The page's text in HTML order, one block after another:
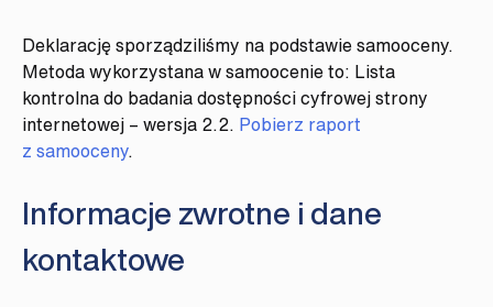
Deklarację sporządziliśmy na podstawie samooceny.
Metoda wykorzystana w samoocenie to: Lista
kontrolna do badania dostępności cyfrowej strony
internetowej – wersja 2.2. Pobierz raport
z samooceny.
Informacje zwrotne i dane
kontaktowe